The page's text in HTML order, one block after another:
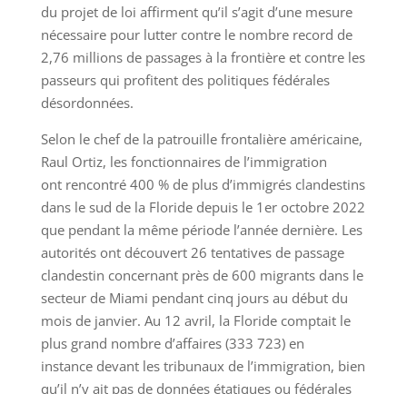
du projet de loi affirment qu’il s’agit d’une mesure
nécessaire pour lutter contre le nombre record de
2,76 millions de passages à la frontière et contre les
passeurs qui profitent des politiques fédérales
désordonnées.
Selon le chef de la patrouille frontalière américaine,
Raul Ortiz, les fonctionnaires de l’immigration
ont rencontré 400 % de plus d’immigrés clandestins
dans le sud de la Floride depuis le 1er octobre 2022
que pendant la même période l’année dernière. Les
autorités ont découvert 26 tentatives de passage
clandestin concernant près de 600 migrants dans le
secteur de Miami pendant cinq jours au début du
mois de janvier. Au 12 avril, la Floride comptait le
plus grand nombre d’affaires (333 723) en
instance devant les tribunaux de l’immigration, bien
qu’il n’y ait pas de données étatiques ou fédérales